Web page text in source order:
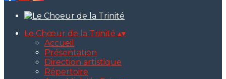
Le Chœur de la Trinité ▴▾
Accueil
Présentation
Direction artistique
Répertoire